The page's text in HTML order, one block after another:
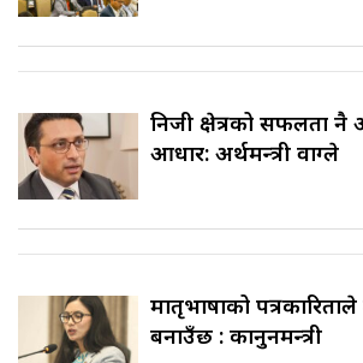
निजी क्षेत्रको सफलता
आधार: अर्थमन्त्री वाग्ले
मातृभाषाको
बनाउँछ : कानुनमन्त्री